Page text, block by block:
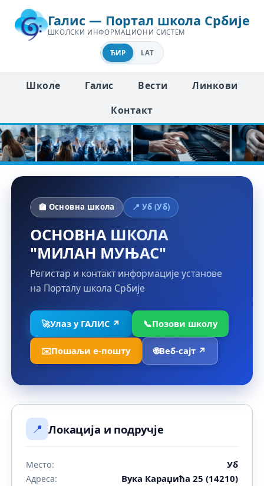
Галис — Портал школа Србије
ШКОЛСКИ ИНФОРМАЦИОНИ СИСТЕМ
ЋИР LAT
Школе Галис Вести
Линкови
Контакт
🏫 Основна школа 📍 Уб (Уб)
ОСНОВНА ШКОЛА
"МИЛАН МУЊАС"
Регистар и контакт информације установе
на Порталу школа Србије
🚀Улаз у ГАЛИС ↗ 📞Позови школу
✉️Пошаљи е-пошту 🌐Веб-сајт ↗
📍 Локација и подручје
Место: Уб
Адреса: Вука Караџића 25 (14210)